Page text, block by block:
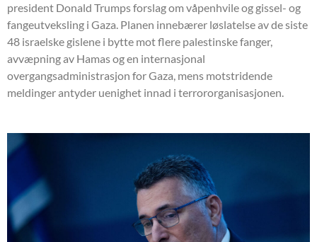
president Donald Trumps forslag om våpenhvile og gissel- og
fangeutveksling i Gaza. Planen innebærer løslatelse av de siste
48 israelske gislene i bytte mot flere palestinske fanger,
avvæpning av Hamas og en internasjonal
overgangsadministrasjon for Gaza, mens motstridende
meldinger antyder uenighet innad i terrororganisasjonen.